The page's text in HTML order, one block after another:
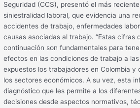
Seguridad (CCS), presentó el más
siniestralidad laboral, que evidencia una
accidentes de trabajo, enfermedades
causas asociadas al trabajo. “Estas cifras
continuación son fundamentales para
efectos en las condiciones de trabajo a
expuestos los trabajadores en Colombia y
los sectores económicos. A su vez, esta
diagnóstico que les permite a los
decisiones desde aspectos normativos,